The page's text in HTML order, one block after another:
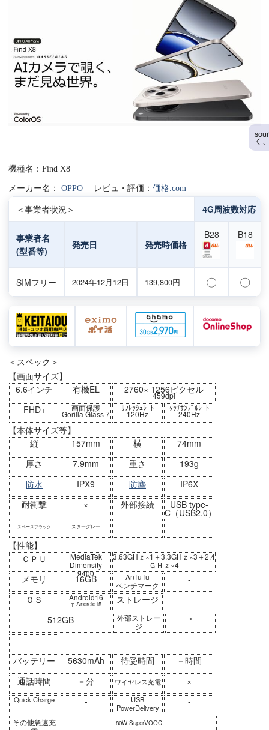
く
機種名：Find X8
メーカー名： OPPO レビュ・評価： 価格.com
＜事業者状況＞ 4G周波数対応
事業者名
(型番等)
発売日 発売時価格
B28 B18
SIMフリー 2024年12月12日 139,800円 〇 〇
＜スペック＞
【画面サイズ】
6.6インチ
有機EL 2760× 1256ピクセル
459dpi
FHD+ 画面保護
Gorilla Glass 7
ﾘﾌﾚｯｼｭﾚｰﾄ
120Hz
ﾀｯﾁｻﾝﾌﾟﾙﾚｰﾄ
240Hz
【本体サイズ等】
縦
157mm 横
74mm
厚さ
7.9mm 重さ
193g
防水
IPX9 防塵
IP6X
耐衝撃
× 外部接続 USB type-
C（USB2.0）
スペースブラック スターグレー
【性能】
ＣＰＵ
MediaTek
Dimensity
9400
3.63GHｚ×1＋3.3GHｚ×3＋2.4
ＧＨｚ×4
メモリ 16GB
AnTuTu
ベンチマーク
-
ＯＳ
Android16
↑ Android15
ストレージ
512GB
外部ストレー
ジ
×
－
バッテリー 5630mAh 待受時間
－時間
通話時間
－分 ワイヤレス充電 ×
Quick Charge -
USB
PowerDelivery
-
その他急速充
80W SuperVOOC